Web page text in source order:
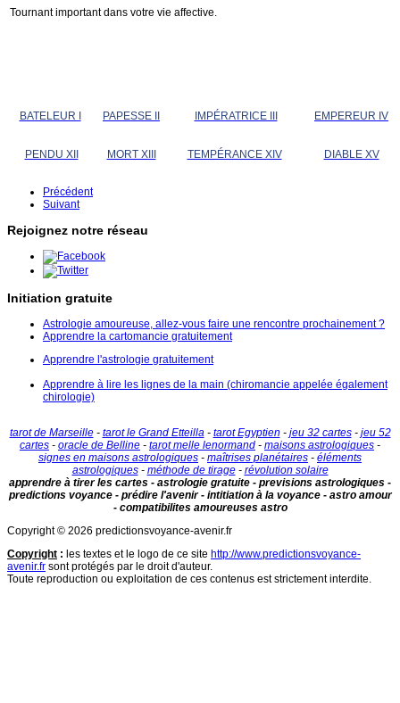
Tournant important dans votre vie affective.
BATELEUR I PAPESSE II IMPÉRATRICE III EMPEREUR IV
PENDU XII MORT XIII TEMPÉRANCE XIV DIABLE XV
Précédent
Suivant
Rejoignez notre réseau
Initiation gratuite
Astrologie amoureuse, allez-vous faire une rencontre prochainement ?
Apprendre la cartomancie gratuitement
Apprendre l'astrologie gratuitement
Apprendre à lire les lignes de la main (chiromancie appelée également
chirologie)
tarot de Marseille- tarot le Grand Etteilla- tarot Egyptien - jeu 32 cartes- jeu 52
cartes - oracle de Belline - tarot melle lenormand - maisons astrologiques -
signes en maisons astrologiques - maîtrises planétaires - éléments
astrologiques- méthode de tirage- révolution solaire
apprendre à tirer les cartes - astrologie gratuite - previsions astrologiques -
predictions voyance - prédire l'avenir - intitiation à la voyance - astro amour
- compatibilites amoureuses astro
Copyright © 2026 predictionsvoyance-avenir.fr
Copyright : les textes et le logo de ce site http://www.predictionsvoyance-
avenir.fr sont protégés par le droit d'auteur.
Toute reproduction ou exploitation de ces contenus est strictement interdite.